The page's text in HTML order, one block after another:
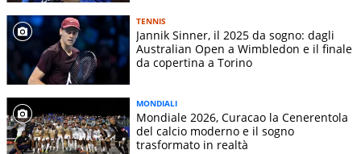
TENNIS
Jannik Sinner, il 2025 da sogno: dagli
Australian Open a Wimbledon e il finale
da copertina a Torino
MONDIALI
Mondiale 2026, Curacao la Cenerentola
del calcio moderno e il sogno
trasformato in realtà